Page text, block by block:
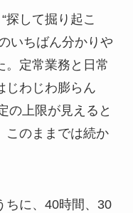
探して掘り起こ
いちばん分かりや
。定常業務と日常
じわじわ膨らん
上限が見えると
このままでは続か
ちに、40時間、30